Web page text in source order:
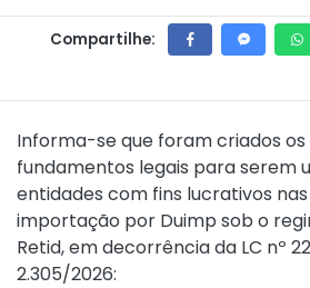
Compartilhe:
Informa-se que foram criados os
fundamentos legais para serem
entidades com fins lucrativos
importação por Duimp sob o
Retid, em decorrência da LC nº
2.305/2026: